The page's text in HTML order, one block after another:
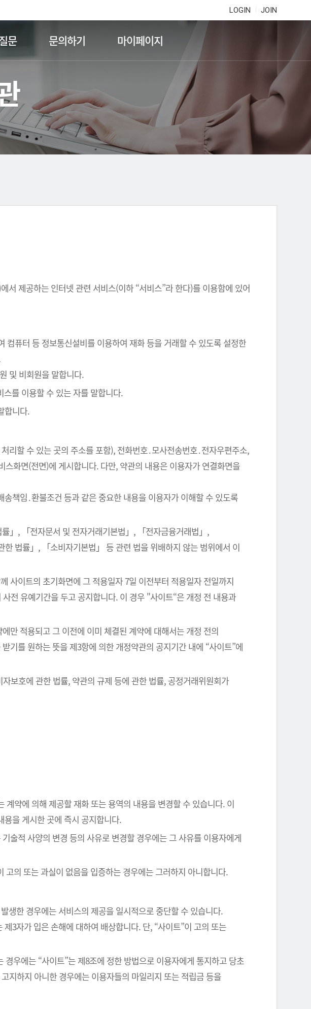
LOGIN JOIN
문 문의하기 마이페이지
서 제공하는 인터넷 관련 서비스(이하 “서비스”라 한다)를 이용함에 있어
퓨터 등 정보통신설비를 이용하여 재화 등을 거래할 수 있도록 설정한
및 비회원을 말합니다.
를 이용할 수 있는 자를 말합니다.
합니다.
할 수 있는 곳의 주소를 포함), 전화번호․모사전송번호․전자우편주소,
화면(전면)에 게시합니다. 다만, 약관의 내용은 이용자가 연결화면을
책임․환불조건 등과 같은 중요한 내용을 이용자가 이해할 수 있도록
」, 「전자문서 및 전자거래기본법」, 「전자금융거래법」,
법률」, 「소비자기본법」 등 관련 법을 위배하지 않는 범위에서 이
사이트의 초기화면에 그 적용일자 7일 이전부터 적용일자 전일까지
전 유예기간을 두고 공지합니다. 이 경우 "사이트“은 개정 전 내용과
만 적용되고 그 이전에 이미 체결된 계약에 대해서는 개정 전의
기를 원하는 뜻을 제3항에 의한 개정약관의 공지기간 내에 “사이트”에
보호에 관한 법률, 약관의 규제 등에 관한 법률, 공정거래위원회가
약에 의해 제공할 재화 또는 용역의 내용을 변경할 수 있습니다. 이
을 게시한 곳에 즉시 공지합니다.
술적 사양의 변경 등의 사유로 변경할 경우에는 그 사유를 이용자에게
의 또는 과실이 없음을 입증하는 경우에는 그러하지 아니합니다.
생한 경우에는 서비스의 제공을 일시적으로 중단할 수 있습니다.
3자가 입은 손해에 대하여 배상합니다. 단, “사이트”이 고의 또는
우에는 “사이트”는 제8조에 정한 방법으로 이용자에게 통지하고 당초
지하지 아니한 경우에는 이용자들의 마일리지 또는 적립금 등을